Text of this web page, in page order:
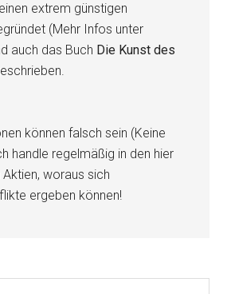
extrem günstigen
(Mehr Infos unter
auch das Buch Die Kunst des
können falsch sein (Keine
handle regelmäßig in den hier
woraus sich
ergeben können!